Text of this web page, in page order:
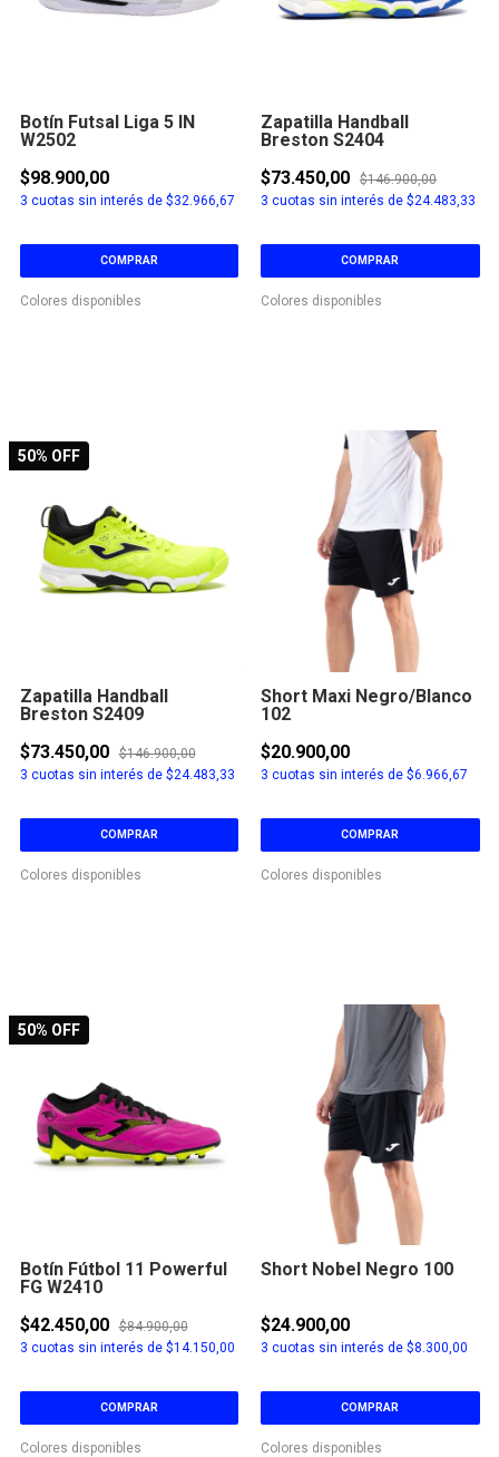
Botín Futsal Liga 5 IN
W2502
$98.900,00
3 cuotas sin interés de $32.966,67
COMPRAR
Colores disponibles
Zapatilla Handball
Breston S2404
$73.450,00
$146.900,00
3 cuotas sin interés de $24.483,33
COMPRAR
Colores disponibles
50% OFF
Zapatilla Handball
Breston S2409
$73.450,00
$146.900,00
3 cuotas sin interés de $24.483,33
COMPRAR
Colores disponibles
Short Maxi Negro/Blanco
102
$20.900,00
3 cuotas sin interés de $6.966,67
COMPRAR
Colores disponibles
50% OFF
Botín Fútbol 11 Powerful
FG W2410
$42.450,00
$84.900,00
3 cuotas sin interés de $14.150,00
COMPRAR
Colores disponibles
Short Nobel Negro 100
$24.900,00
3 cuotas sin interés de $8.300,00
COMPRAR
Colores disponibles